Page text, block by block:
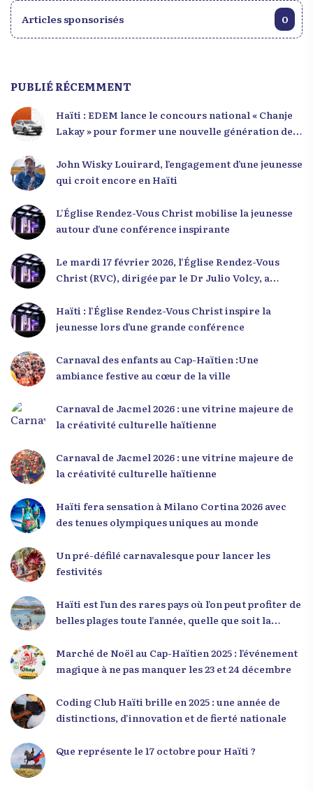
Articles sponsorisés 0
PUBLIÉ RÉCEMMENT
Haïti : EDEM lance le concours national « Chanje
Lakay » pour former une nouvelle génération de
John Wisky Louirard, l’engagement d’une jeunesse
qui croit encore en Haïti
L’Église Rendez-Vous Christ mobilise la jeunesse
autour d’une conférence inspirante
Le mardi 17 février 2026, l’Église Rendez-Vous
Christ (RVC), dirigée par le Dr Julio Volcy, a
dans ses locaux à Delmas 75 pour une conférence
placée sous le thème « Menm Ou Menm Tou ».
occasion unique de se rencontrer, d’échanger et
d’écouter des interventions motivantes centrées
citoyen. Des messages forts pour la jeunesse Lors
de sa première intervention, intitulée « Jenès la
croire en leur potentiel et à rejeter toute forme
de fatalisme. Il a particulièrement insisté sur
pouvons pas résoudre un problème avec la
mentalité qui l’a créé. » Il a encouragé la jeunesse
sur la discipline, l’excellence et la responsabilité.
Le révérend a également rappelé que la jeunesse
du pays, et qu’un engagement structuré de
seulement 4 % d’entre eux pourrait modifier
significativement la trajectoire nationale. Sa
seconde intervention, « Jenès la ak responsablite l
», a souligné le lien indissociable entre potentiel et
responsabilité. Le Dr Volcy a invité les jeunes à
communautés, à investir dans leur formation et à
développer un leadership intègre. Appel à un
Haïti : l’Église Rendez-Vous Christ inspire la
jeunesse lors d’une grande conférence
Carnaval des enfants au Cap-Haïtien :Une
ambiance festive au cœur de la ville
Carnaval de Jacmel 2026 : une vitrine majeure de
la créativité culturelle haïtienne
Carnaval de Jacmel 2026 : une vitrine majeure de
la créativité culturelle haïtienne
Haïti fera sensation à Milano Cortina 2026 avec
des tenues olympiques uniques au monde
Un pré-défilé carnavalesque pour lancer les
festivités
Haïti est l’un des rares pays où l’on peut profiter de
belles plages toute l’année, quelle que soit la
Marché de Noël au Cap-Haïtien 2025 : l’événement
magique à ne pas manquer les 23 et 24 décembre
Coding Club Haïti brille en 2025 : une année de
distinctions, d’innovation et de fierté nationale
Que représente le 17 octobre pour Haïti ?